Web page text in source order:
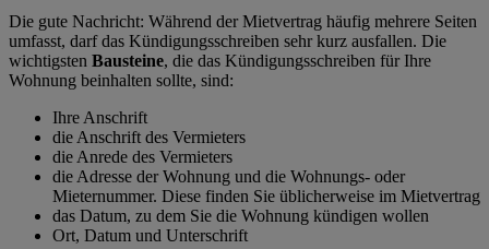
Die gute Nachricht: Während der Mietvertrag häufig mehrere Seiten
umfasst, darf das Kündigungsschreiben sehr kurz ausfallen. Die
wichtigsten Bausteine, die das Kündigungsschreiben für Ihre
Wohnung beinhalten sollte, sind:
Ihre Anschrift
die Anschrift des Vermieters
die Anrede des Vermieters
die Adresse der Wohnung und die Wohnungs- oder
Mieternummer. Diese finden Sie üblicherweise im Mietvertrag
das Datum, zu dem Sie die Wohnung kündigen wollen
Ort, Datum und Unterschrift